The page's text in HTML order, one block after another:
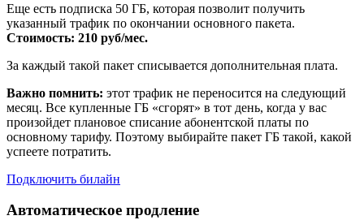
Еще есть подписка 50 ГБ, которая позволит получить
указанный трафик по окончании основного пакета.
Стоимость: 210 руб/мес.
За каждый такой пакет списывается дополнительная плата.
Важно помнить: этот трафик не переносится на следующий
месяц. Все купленные ГБ «сгорят» в тот день, когда у вас
произойдет плановое списание абонентской платы по
основному тарифу. Поэтому выбирайте пакет ГБ такой, какой
успеете потратить.
Подключить билайн
Автоматическое продление